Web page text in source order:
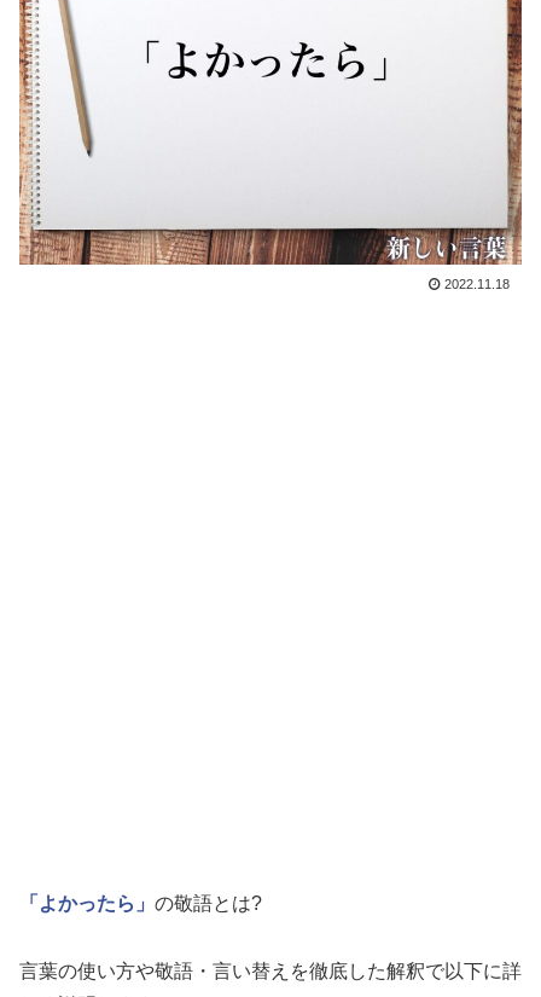
2022.11.18
「よかったら」 の敬語とは?
言葉の使い方や敬語・言い替えを徹底した解釈で以下に詳